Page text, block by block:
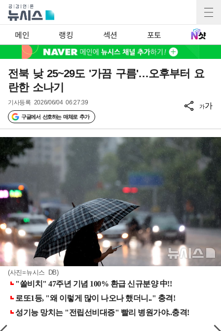
메인 랭킹 섹션 포토
전북 낮 25~29도 '가끔 구름'…오후부터 요
란한 소나기
기사등록 2026/06/04 06:27:39
구글에서 선호하는 매체로 추가
가가
(사진=뉴시스 DB)